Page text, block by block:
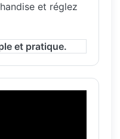
et réglez
et pratique.